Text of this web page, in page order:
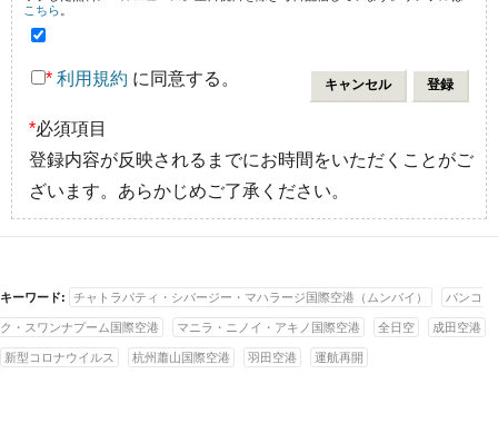
こちら
* 利用規約 に同意する。
*必須項目
登録内容が反映されるまでにお時間をいただくことがご
ざいます。あらかじめご了承ください。
キーワード: チャトラパティ・シバージー・マハラージ国際空港（ムンバイ） バンコ
ク・スワンナプーム国際空港 マニラ・ニノイ・アキノ国際空港 全日空 成田空港
新型コロナウイルス 杭州蕭山国際空港 羽田空港 運航再開